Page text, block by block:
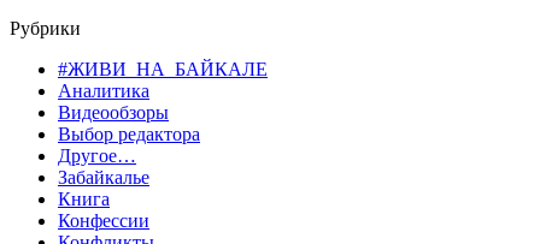
Рубрики
#ЖИВИ_НА_БАЙКАЛЕ
Аналитика
Видеообзоры
Выбор редактора
Другое…
Забайкалье
Книга
Конфессии